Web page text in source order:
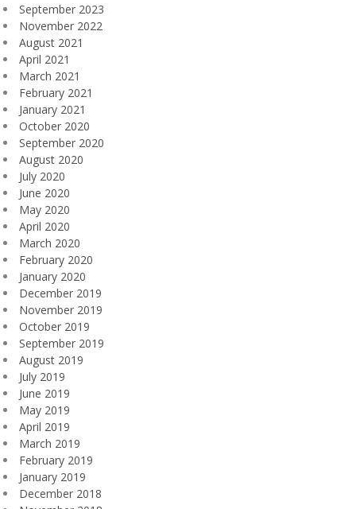
September 2023
November 2022
August 2021
April 2021
March 2021
February 2021
January 2021
October 2020
September 2020
August 2020
July 2020
June 2020
May 2020
April 2020
March 2020
February 2020
January 2020
December 2019
November 2019
October 2019
September 2019
August 2019
July 2019
June 2019
May 2019
April 2019
March 2019
February 2019
January 2019
December 2018